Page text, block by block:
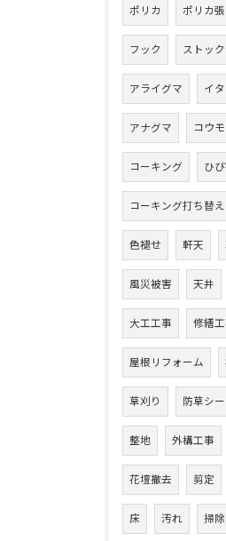
ポリカ ポリカ
フック ストッ
アライグマ イ
アナグマ コウモ
コーキング ひ
コーキング打ち替え
色褪せ 軒天
風災被害 天井
大工工事 修繕
屋根リフォーム
草刈り 防草シー
整地 外構工事
花壇撤去 剪定
床 汚れ 掃除